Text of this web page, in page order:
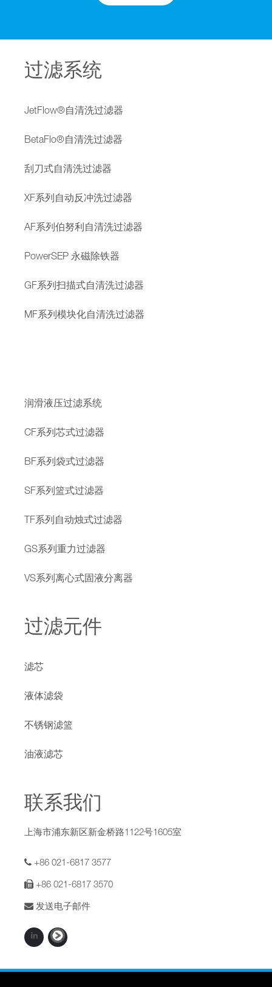
过滤系统
JetFlow®自清洗过滤器
BetaFlo®自清洗过滤器
刮刀式自清洗过滤器
XF系列自动反冲洗过滤器
AF系列伯努利自清洗过滤器
PowerSEP 永磁除铁器
GF系列扫描式自清洗过滤器
MF系列模块化自清洗过滤器
润滑液压过滤系统
CF系列芯式过滤器
BF系列袋式过滤器
SF系列篮式过滤器
TF系列自动烛式过滤器
GS系列重力过滤器
VS系列离心式固液分离器
过滤元件
滤芯
液体滤袋
不锈钢滤篮
油液滤芯
联系我们
上海市浦东新区新金桥路1122号1605室
+86 021-6817 3577
+86 021-6817 3570
发送电子邮件